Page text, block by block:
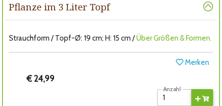
Pflanze im 3 Liter Topf
Strauchform / Topf-Ø: 19 cm; H: 15 cm /Über Größen & Formen.
Merken
€ 24,99
Anzahl